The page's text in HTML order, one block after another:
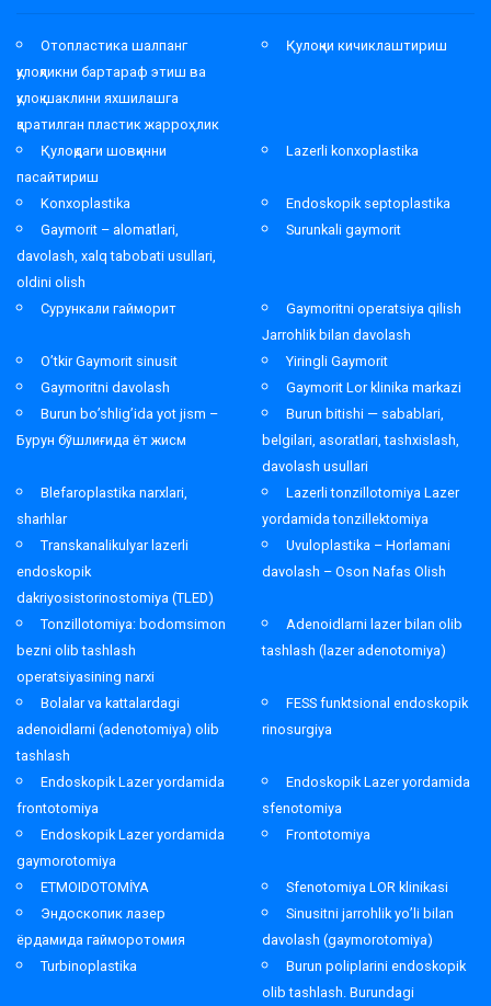
Отопластика шалпанг
қулоқликни бартараф этиш ва
қулоқ шаклини яхшилашга
қаратилган пластик жарроҳлик
Қулоқни кичиклаштириш
Қулоқдаги шовқинни
пасайтириш
Lazerli konxoplastika
Konxoplastika
Endoskopik septoplastika
Gaymorit – alomatlari,
davolash, xalq tabobati usullari,
oldini olish
Surunkali gaymorit
Сурункали гайморит
Gaymoritni operatsiya qilish
Jarrohlik bilan davolash
O’tkir Gaymorit sinusit
Yiringli Gaymorit
Gaymoritni davolash
Gaymorit Lor klinika markazi
Burun bo’shlig’ida yot jism –
Бурун бўшлиғида ёт жисм
Burun bitishi — sabablari,
belgilari, asoratlari, tashxislash,
davolash usullari
Blefaroplastika narxlari,
sharhlar
Lazerli tonzillotomiya Lazer
yordamida tonzillektomiya
Transkanalikulyar lazerli
endoskopik
dakriyosistorinostomiya (TLED)
Uvuloplastika – Horlamani
davolash – Oson Nafas Olish
Tonzillotomiya: bodomsimon
bezni olib tashlash
operatsiyasining narxi
Adenoidlarni lazer bilan olib
tashlash (lazer adenotomiya)
Bolalar va kattalardagi
adenoidlarni (adenotomiya) olib
tashlash
FESS funktsional endoskopik
rinosurgiya
Endoskopik Lazer yordamida
frontotomiya
Endoskopik Lazer yordamida
sfenotomiya
Endoskopik Lazer yordamida
gaymorotomiya
Frontotomiya
ETMOIDOTOMİYA
Sfenotomiya LOR klinikasi
Эндоскопик лазер
ёрдамида гайморотомия
Sinusitni jarrohlik yo’li bilan
davolash (gaymorotomiya)
Turbinoplastika
Burun poliplarini endoskopik
olib tashlash. Burundagi